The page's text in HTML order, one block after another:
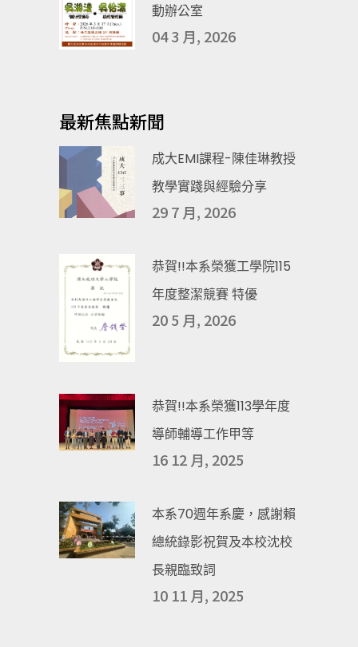
動辦公室
04 3 月, 2026
最新焦點新聞
成大EMI課程-陳佳琳教授
教學實踐與經驗分享
29 7 月, 2026
恭賀!!本系榮獲工學院115
年度整潔競賽 特優
20 5 月, 2026
恭賀!!本系榮獲113學年度
導師輔導工作甲等
16 12 月, 2025
本系70週年系慶，感謝賴
總統錄影祝賀及本校沈校
長親臨致詞
10 11 月, 2025